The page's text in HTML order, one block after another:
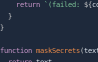
return
` (failed: ${
}
}
function maskSecrets (